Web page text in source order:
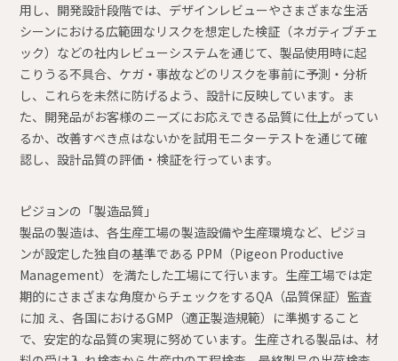
用し、開発設計段階では、デザインレビューやさまざまな生活
シーンにおける広範囲なリスクを想定した検証（ネガティブチェ
ック）などの社内レビューシステムを通じて、製品使用時に起
こりうる不具合、ケガ・事故などのリスクを事前に予測・分析
し、これらを未然に防げるよう、設計に反映しています。ま
た、開発品がお客様のニーズにお応えできる品質に仕上がってい
るか、改善すべき点はないかを試用モニターテストを通じて確
認し、設計品質の評価・検証を行っています。
ピジョンの「製造品質」
製品の製造は、各生産工場の製造設備や生産環境など、ピジョ
ンが設定した独自の基準である PPM（Pigeon Productive
Management）を満たした工場にて行います。生産工場では定
期的にさまざまな角度からチェックをするQA（品質保証）監査
に加 え、各国におけるGMP（適正製造規範）に準拠すること
で、安定的な品質の実現に努めています。生産される製品は、材